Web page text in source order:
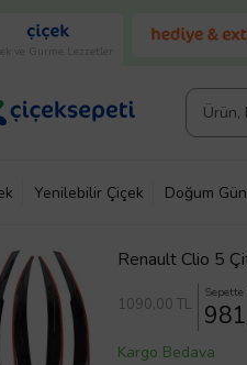
ve Gurme Lezzetler
Yenilebilir Çiçek Doğum
Renault Clio 5
1090,00 TL
Kargo Bedava